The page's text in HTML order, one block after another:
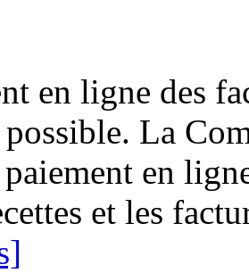
en ligne des
possible. La
en
et les